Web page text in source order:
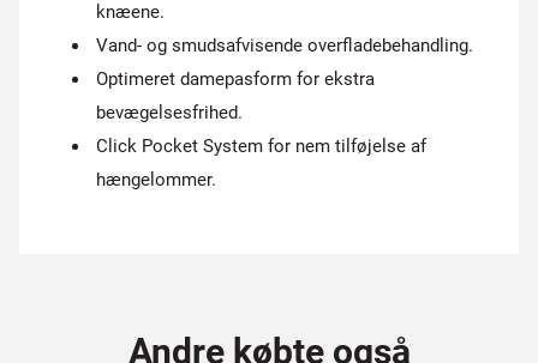
knæene.
Vand- og smudsafvisende overfladebehandling.
Optimeret damepasform for ekstra
bevægelsesfrihed.
Click Pocket System for nem tilføjelse af
hængelommer.
Andre købte også